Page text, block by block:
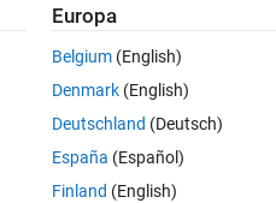
a pair of simultaneous
like this:
Europa
Belgium (English)
Denmark (English)
Deutschland (Deutsch)
España (Español)
Finland (English)